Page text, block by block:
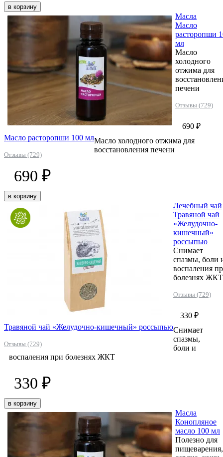
в корзину
Масло расторопши 100 мл
Отзывы (729)
Масла
Масло
расторопши
мл
Масло
холодного
отжима для
печени
Отзывы (729)
690 ₽
Масло холодного отжима для
восстановления печени
690 ₽
в корзину
Травяной чай «Желудочно-кишечный» россыпью
Отзывы (729)
Лечебный чай
Травяной чай
«Желудочно-
кишечный»
россыпью
Снимает
спазмы, боли
воспаления
болезнях ЖКТ
Отзывы (729)
330 ₽
Снимает
спазмы,
боли и
воспаления при болезнях ЖКТ
330 ₽
в корзину
Масла
Конопляное
масло 100 мл
Полезно для
пищеварения,